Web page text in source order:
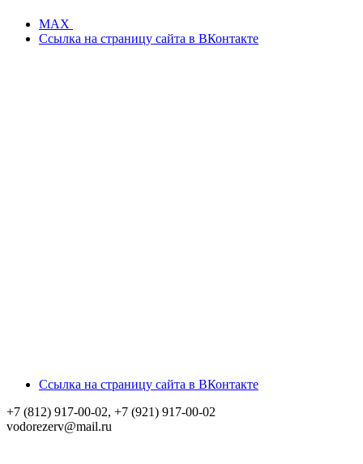
MAX
Ссылка на страницу сайта в ВКонтакте
Ссылка на страницу сайта в ВКонтакте
+7 (812) 917-00-02, +7 (921) 917-00-02
vodorezerv@mail.ru